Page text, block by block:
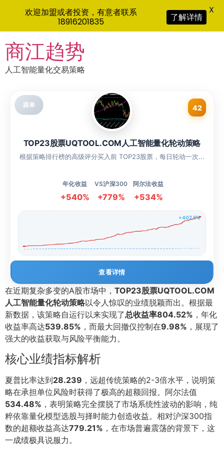
to
content
商江趋势
人工智能量化交易策略
跟单 42
TOP23股票UQTOOL.COM人工智能量化轮动策略
根据策略排行榜的高级评分买入前 TOP23股票，每日轮动一次...
年化收益
+540%
VS沪深300
+779%
阿尔法收益
+534%
+407.5%
查看详情
在近期复杂多变的A股市场中， TOP23股票UQTOOL.COM
人工智能量化轮动策略以令人惊叹的业绩脱颖而出。根据最
新数据，该策略自运行以来实现了总收益率804.52% ，年化
收益率高达539.85% ，而最大回撤仅控制在9.98% ，展现了
强大的收益获取与风险平衡能力。
核心业绩指标解析
夏普比率达到28.239 ，远超传统策略的2-3倍水平，说明策
略在承担单位风险时获得了极高的超额回报。阿尔法值
534.48% ，表明策略完全摆脱了市场系统性波动的影响，纯
粹依靠量化模型选股与择时能力创造收益。相对沪深300指
数的超额收益高达779.21% ，在市场普遍震荡的背景下，这
一成绩极具说服力。
欢迎加盟或者投资，有意者联系
18916201835
了解详情
X